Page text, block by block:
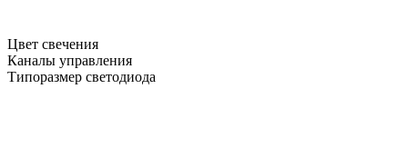
Цвет свечения
Каналы управления
Типоразмер светодиода